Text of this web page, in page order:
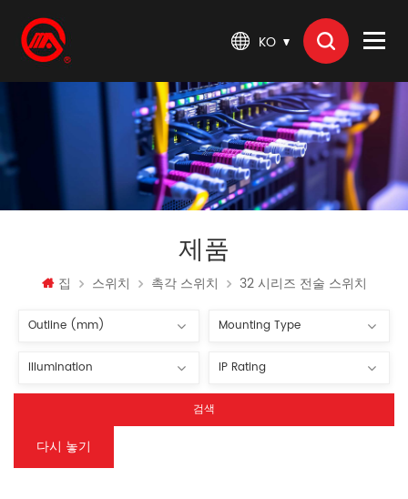
KO
제품
집 스위치 촉각 스위치 32 시리즈 전술 스위치
검색
다시 놓기